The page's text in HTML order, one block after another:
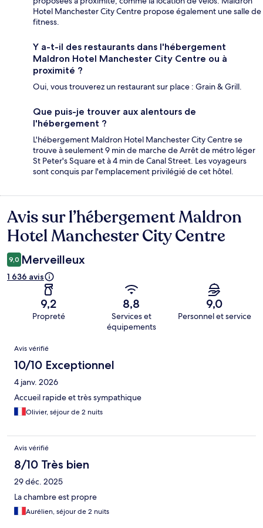
Hotel Manchester City Centre propose également une salle de
fitness.
Y a-t-il des restaurants dans l'hébergement
Maldron Hotel Manchester City Centre ou à
proximité ?
Oui, vous trouverez un restaurant sur place : Grain & Grill.
Que puis-je trouver aux alentours de
l'hébergement ?
L'hébergement Maldron Hotel Manchester City Centre se
trouve à seulement 9 min de marche de Arrêt de métro léger
St Peter's Square et à 4 min de Canal Street. Les voyageurs
sont conquis par l'emplacement privilégié de cet hôtel.
Avis
Avis sur l’hébergement Maldron
Hotel Manchester City Centre
9,0 Merveilleux
1 636 avis
9,2
Propreté
8,8
Services et
équipements
9,0
Personnel et service
Avis
Avis vérifié
10/10 Exceptionnel
4 janv. 2026
Accueil rapide et très sympathique
Olivier, séjour de 2 nuits
Avis vérifié
8/10 Très bien
29 déc. 2025
La chambre est propre
Aurélien, séjour de 2 nuits